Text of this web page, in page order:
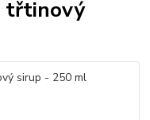
třtinový